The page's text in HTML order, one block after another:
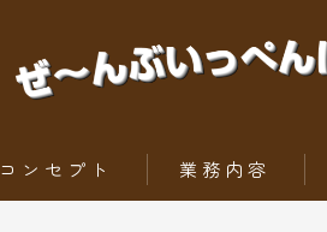
コンセプト 業務内容